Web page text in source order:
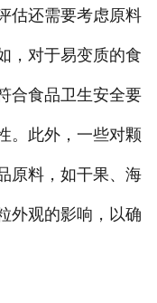
还需要考虑原料
，对于易变质的食
合食品卫生安全要
。此外，一些对颗
原料，如干果、海
外观的影响，以确